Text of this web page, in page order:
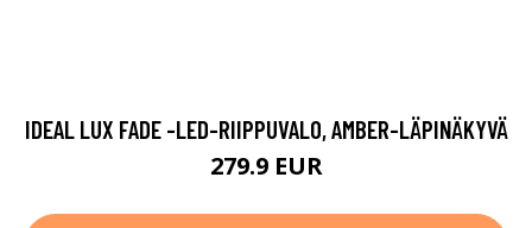
IDEAL LUX FADE -LED-RIIPPUVALO, AMBER-LÄPINÄKYVÄ
279.9 EUR